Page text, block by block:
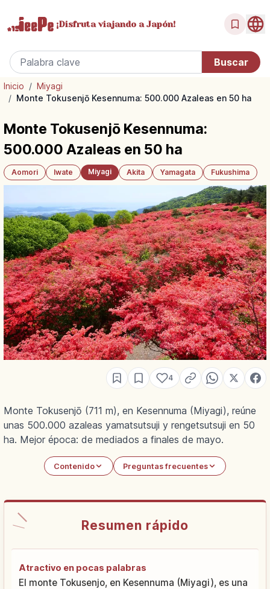
¡Disfrutaviajando a Japón!
Inicio / Miyagi
/ Monte Tokusenjō Kesennuma: 500.000 Azaleas en 50 ha
Monte Tokusenjō Kesennuma:
500.000 Azaleas en 50 ha
Aomori Iwate Miyagi Akita Yamagata Fukushima
4
Monte Tokusenjō (711 m), en Kesennuma (Miyagi), reúne
unas 500.000 azaleas yamatsutsuji y rengetsutsuji en 50
ha. Mejor época: de mediados a finales de mayo.
Contenido Preguntas frecuentes
Resumen rápido
Atractivo en pocas palabras
El monte Tokusenjo, en Kesennuma (Miyagi), es una